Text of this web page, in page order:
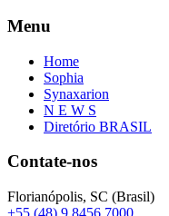
Menu
Home
Sophia
Synaxarion
N E W S
Diretório BRASIL
Contate-nos
Florianópolis, SC (Brasil)
+55 (48) 9 8456 7000